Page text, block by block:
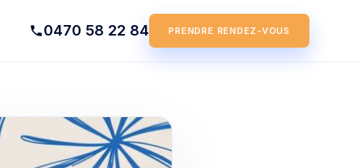
0470 58 22 84 PRENDRE RENDEZ-VOUS